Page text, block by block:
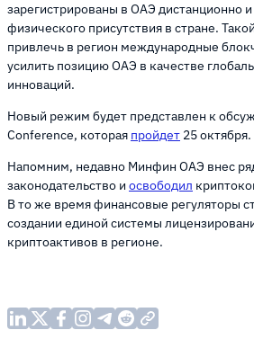
зарегистрированы в ОАЭ дистанционно
физического присутствия в стране.
привлечь в регион международные
усилить позицию ОАЭ в качестве
инноваций.
Новый режим будет представлен к
Conference, которая пройдет 25 октября.
Напомним, недавно Минфин ОАЭ внес
законодательство и освободил
В то же время финансовые регуляторы
создании единой системы
криптоактивов в регионе.